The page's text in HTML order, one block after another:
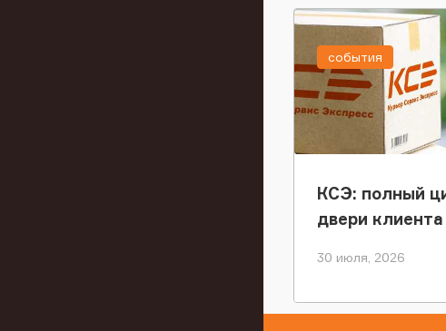
КСЭ: полный
двери клиента
30 июля, 2026
события